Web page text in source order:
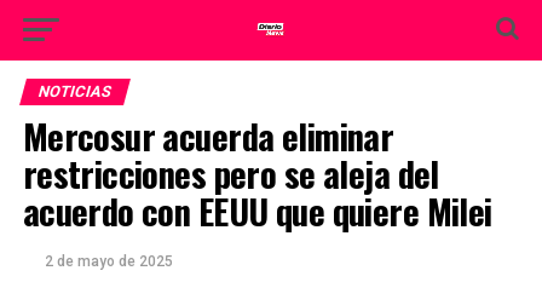
NOTICIAS
Mercosur acuerda eliminar
restricciones pero se aleja del
acuerdo con EEUU que quiere Milei
2 de mayo de 2025